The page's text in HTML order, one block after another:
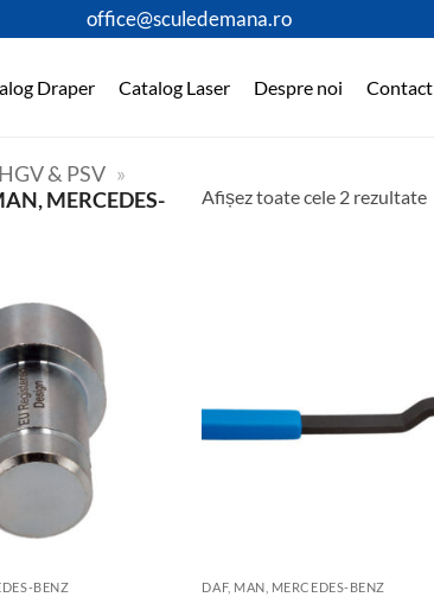
office@sculedemana.ro
Draper Catalog Laser Despre noi Contact
HGV & PSV »
MERCEDES-
Afișez toate cele 2 rezultate
BENZ DAF, MAN, MERCEDES-BENZ